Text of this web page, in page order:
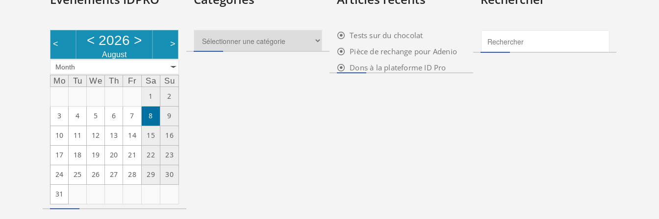
< < 2026 >
August
>
Month
Mo Tu We Th Fr Sa
Su
1
2
3 4 5 6 7 8 9
10 11 12 13 14 15 16
17 18 19 20 21 22 23
24 25 26 27 28 29 30
31
Tests sur du chocolat
Pièce de rechange pour Adenio
Dons à la plateforme ID Pro